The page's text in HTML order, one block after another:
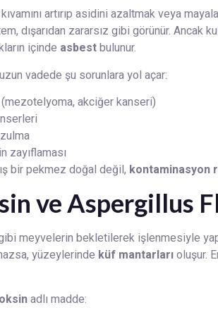
artırıp asidini azaltmak veya
dışarıdan zararsız gibi görünür. Ancak
içinde asbestbulunur.
vadede şu sorunlara yol açar:
(mezotelyoma, akciğer kanseri)
zayıflaması
bir pekmez doğal değil, kontaminasyon
ve Aspergillus
meyvelerin bekletilerek işlenmesiyle
yüzeylerinde küf mantarlarıoluşur.
adlı madde: